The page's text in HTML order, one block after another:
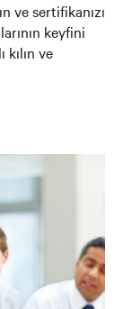
ve sertifikanızı
keyfini
ve